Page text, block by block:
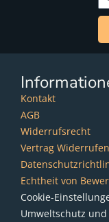
Kontakt
AGB
Widerrufsrecht
Vertrag
Echtheit von
Cookie-
Umweltschutz